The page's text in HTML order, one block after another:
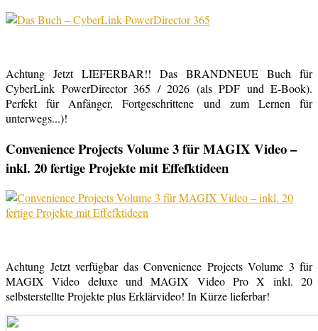
Achtung Jetzt LIEFERBAR!! Das BRANDNEUE Buch für
CyberLink PowerDirector 365 / 2026 (als PDF und E-Book).
Perfekt für Anfänger, Fortgeschrittene und zum Lernen für
unterwegs...)!
Convenience Projects Volume 3 für MAGIX Video –
inkl. 20 fertige Projekte mit Effefktideen
Achtung Jetzt verfügbar das Convenience Projects Volume 3 für
MAGIX Video deluxe und MAGIX Video Pro X inkl. 20
selbsterstellte Projekte plus Erklärvideo! In Kürze lieferbar!